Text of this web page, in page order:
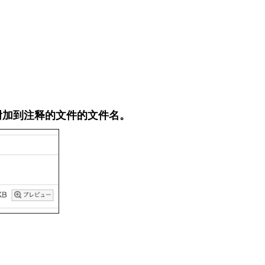
到注释的文件的文件名。